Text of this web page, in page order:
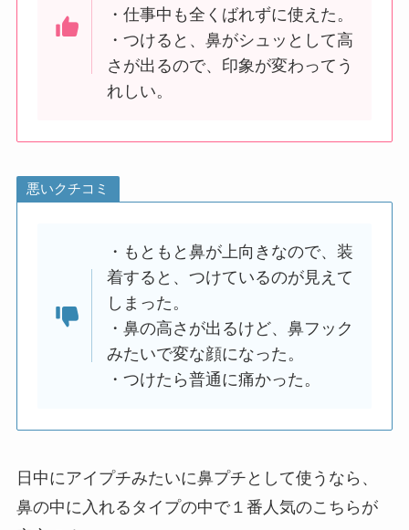
・仕事中も全くばれずに使えた。
・つけると、鼻がシュッとして高
さが出るので、印象が変わってう
れしい。
悪いクチコミ
・もともと鼻が上向きなので、装
着すると、つけているのが見えて
しまった。
・鼻の高さが出るけど、鼻フック
みたいで変な顔になった。
・つけたら普通に痛かった。
日中にアイプチみたいに鼻プチとして使うなら、
鼻の中に入れるタイプの中で１番人気のこちらが